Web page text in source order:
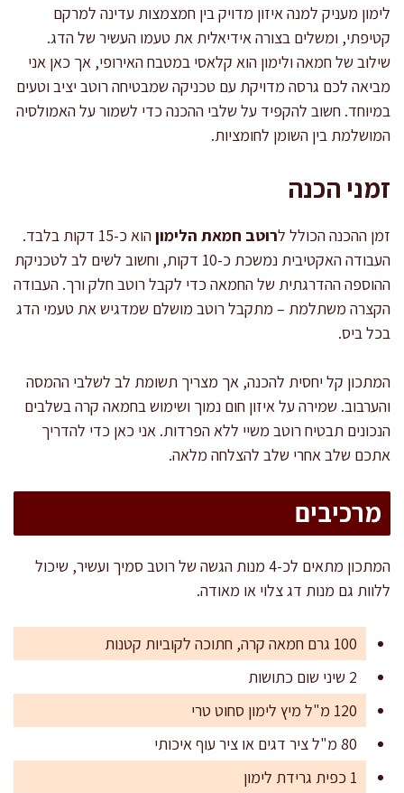
לימון מעניק למנה איזון מדויק בין חמצמצות עדינה למרקם
קטיפתי, ומשלים בצורה אידיאלית את טעמו העשיר של הדג.
שילוב של חמאה ולימון הוא קלאסי במטבח האירופי, אך כאן אני
מביאה לכם גרסה מדויקת עם טכניקה שמבטיחה רוטב יציב וטעים
במיוחד. חשוב להקפיד על שלבי ההכנה כדי לשמור על האמולסיה
המושלמת בין השומן לחומציות.
זמני הכנה
זמן ההכנה הכולל לרוטב חמאת הלימון
הוא כ-15 דקות בלבד.
העבודה האקטיבית נמשכת כ-10 דקות, וחשוב לשים לב לטכניקת
ההוספה ההדרגתית של החמאה כדי לקבל רוטב חלק ורך. העבודה
הקצרה משתלמת – מתקבל רוטב מושלם שמדגיש את טעמי הדג
בכל ביס.
המתכון קל יחסית להכנה, אך מצריך תשומת לב לשלבי ההמסה
והערבוב. שמירה על איזון חום נמוך ושימוש בחמאה קרה בשלבים
הנכונים תבטיח רוטב משיי ללא הפרדות. אני כאן כדי להדריך
אתכם שלב אחרי שלב להצלחה מלאה.
מרכיבים
המתכון מתאים לכ-4 מנות הגשה של רוטב סמיך ועשיר, שיכול
ללוות גם מנות דג צלוי או מאודה.
100 גרם חמאה קרה, חתוכה לקוביות קטנות
2 שיני שום כתושות
120 מ"ל מיץ לימון סחוט טרי
80 מ"ל ציר דגים או ציר עוף איכותי
1 כפית גרידת לימון